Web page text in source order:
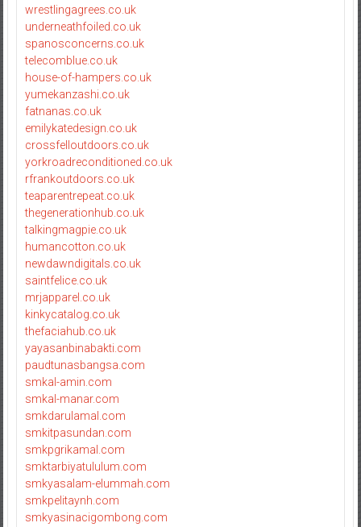
wrestlingagrees.co.uk
underneathfoiled.co.uk
spanosconcerns.co.uk
telecomblue.co.uk
house-of-hampers.co.uk
yumekanzashi.co.uk
fatnanas.co.uk
emilykatedesign.co.uk
crossfelloutdoors.co.uk
yorkroadreconditioned.co.uk
rfrankoutdoors.co.uk
teaparentrepeat.co.uk
thegenerationhub.co.uk
talkingmagpie.co.uk
humancotton.co.uk
newdawndigitals.co.uk
saintfelice.co.uk
mrjapparel.co.uk
kinkycatalog.co.uk
thefaciahub.co.uk
yayasanbinabakti.com
paudtunasbangsa.com
smkal-amin.com
smkal-manar.com
smkdarulamal.com
smkitpasundan.com
smkpgrikamal.com
smktarbiyatululum.com
smkyasalam-elummah.com
smkpelitaynh.com
smkyasinacigombong.com